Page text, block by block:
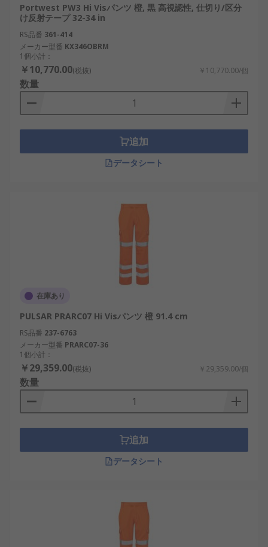
Portwest PW3 Hi Visパンツ 橙, 黒 高視認性, 仕切り/区分
け反射テープ 32-34 in
RS品番 361-414
メーカー型番 KX346OBRM
1個小計：
￥10,770.00(税抜) ￥10,770.00/個
数量
追加
データシート
在庫あり
PULSAR PRARC07 Hi Visパンツ 橙 91.4 cm
RS品番 237-6763
メーカー型番 PRARC07-36
1個小計：
￥29,359.00(税抜) ￥29,359.00/個
数量
追加
データシート